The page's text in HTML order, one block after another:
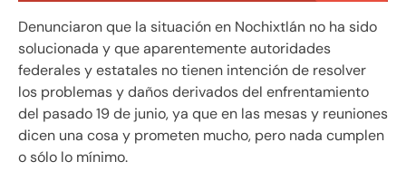
Denunciaron que la situación en Nochixtlán no ha sido
solucionada y que aparentemente autoridades
federales y estatales no tienen intención de resolver
los problemas y daños derivados del enfrentamiento
del pasado 19 de junio, ya que en las mesas y reuniones
dicen una cosa y prometen mucho, pero nada cumplen
o sólo lo mínimo.